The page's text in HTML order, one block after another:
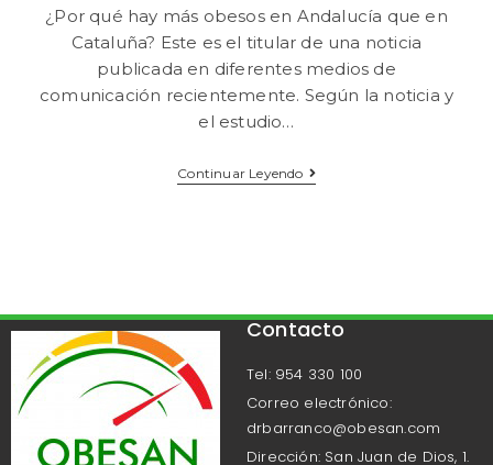
¿Por qué hay más obesos en Andalucía que en
Cataluña? Este es el titular de una noticia
publicada en diferentes medios de
comunicación recientemente. Según la noticia y
el estudio…
Continuar Leyendo
Contacto
Tel: 954 330 100
Correo electrónico:
drbarranco@obesan.com
Dirección: San Juan de Dios, 1.